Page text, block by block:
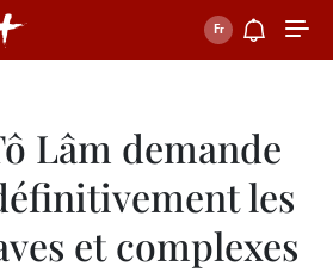
Lâm demande
les
et complexes